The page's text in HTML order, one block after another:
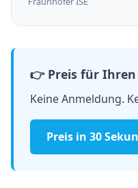
👉 Preis für
Keine Anmeldung.
Preis in 30